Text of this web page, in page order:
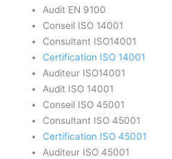
Audit EN 9100
Conseil ISO 14001
Consultant ISO14001
Certification ISO 14001
Auditeur ISO14001
Audit ISO 14001
Conseil ISO 45001
Consultant ISO 45001
Certification ISO 45001
Auditeur ISO 45001